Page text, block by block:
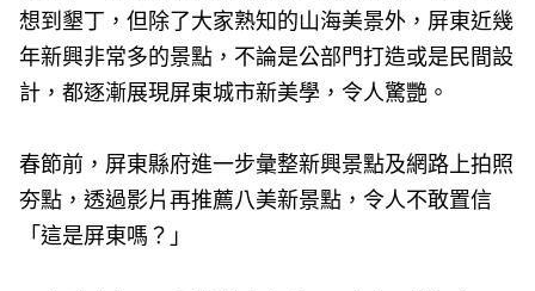
想到墾丁，但除了大家熟知的山海美景外，屏東近幾
年新興非常多的景點，不論是公部門打造或是民間設
計，都逐漸展現屏東城市新美學，令人驚艷。
春節前，屏東縣府進一步彙整新興景點及網路上拍照
夯點，透過影片再推薦八美新景點，令人不敢置信
「這是屏東嗎？」